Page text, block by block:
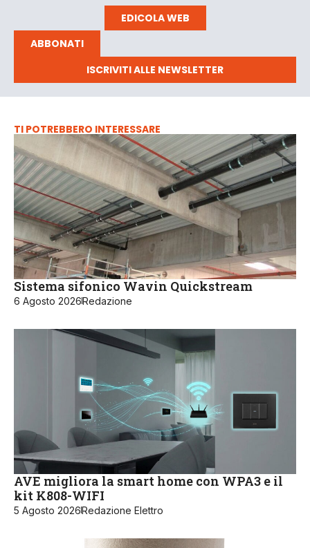
EDICOLA WEB
ABBONATI
ISCRIVITI ALLE NEWSLETTER
TI POTREBBERO INTERESSARE
Sistema sifonico Wavin Quickstream
6 Agosto 2026Redazione
AVE migliora la smart home con WPA3 e il
kit K808-WIFI
5 Agosto 2026Redazione Elettro